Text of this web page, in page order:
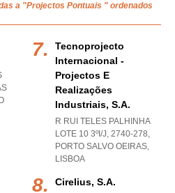
a "Projectos Pontuais " ordenados
Tecnoprojecto
Internacional -
Projectos E
Realizações
Industriais, S.a.
R RUI TELES PALHINHA
LOTE 10 3ºI/J, 2740-278,
PORTO SALVO OEIRAS,
LISBOA
Cirelius, S.a.